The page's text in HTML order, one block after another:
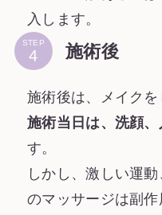
入します。
STEP 施術後
施術後は、メイクを
施術当日は、洗顔
す。
しかし、激しい運
のマッサージは副